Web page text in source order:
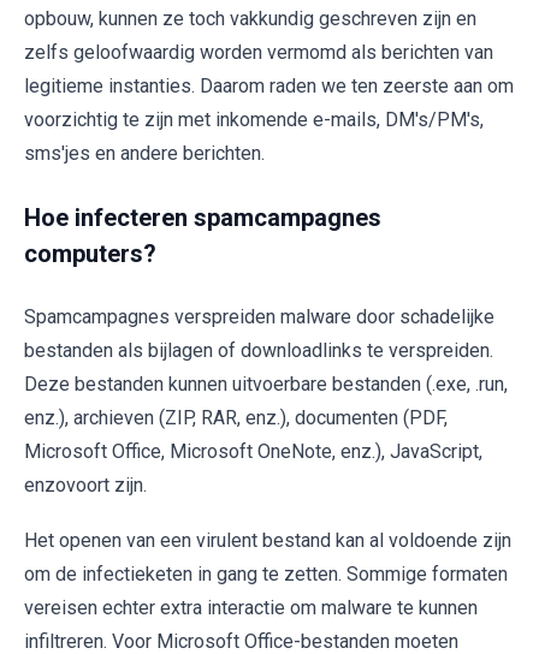
opbouw, kunnen ze toch vakkundig geschreven zijn en
zelfs geloofwaardig worden vermomd als berichten van
legitieme instanties. Daarom raden we ten zeerste aan om
voorzichtig te zijn met inkomende e-mails, DM's/PM's,
sms'jes en andere berichten.
Hoe infecteren spamcampagnes
computers?
Spamcampagnes verspreiden malware door schadelijke
bestanden als bijlagen of downloadlinks te verspreiden.
Deze bestanden kunnen uitvoerbare bestanden (.exe, .run,
enz.), archieven (ZIP, RAR, enz.), documenten (PDF,
Microsoft Office, Microsoft OneNote, enz.), JavaScript,
enzovoort zijn.
Het openen van een virulent bestand kan al voldoende zijn
om de infectieketen in gang te zetten. Sommige formaten
vereisen echter extra interactie om malware te kunnen
infiltreren. Voor Microsoft Office-bestanden moeten